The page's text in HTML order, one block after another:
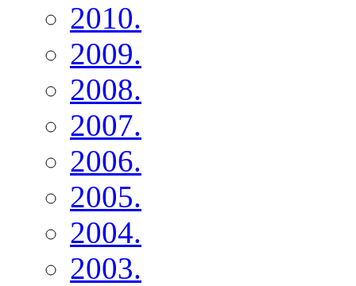
2010.
2009.
2008.
2007.
2006.
2005.
2004.
2003.